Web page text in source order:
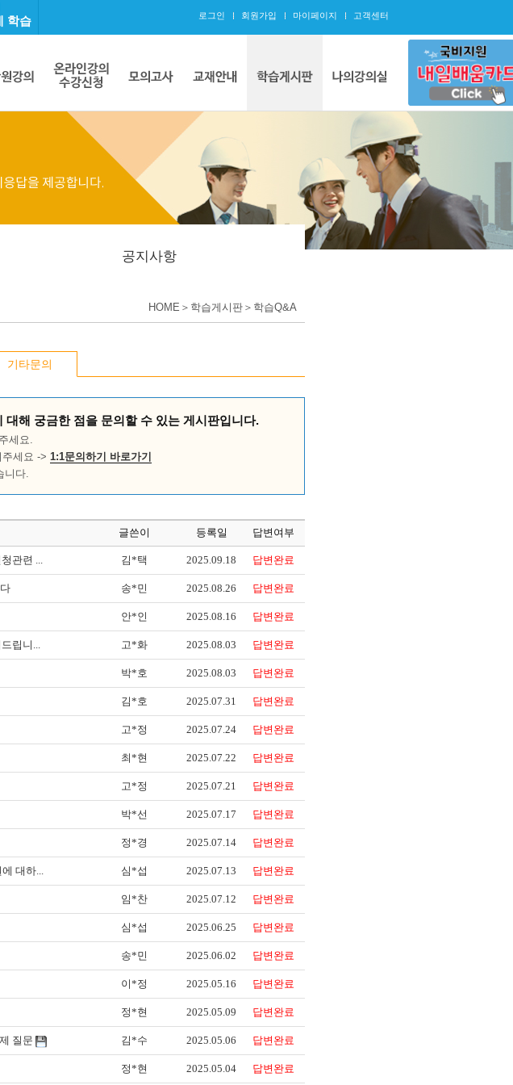
학습
로그인 회원가입 마이페이지 고객센터
공지사항
HOME＞학습게시판＞학습Q&A
기타문의
해 궁금한 점을 문의할 수 있는 게시판입니다.
세요.
세요 -> 1:1문의하기 바로가기
니다.
글쓴이 등록일 답변여부
관련 ... 김*택 2025.09.18 답변완료
송*민 2025.08.26 답변완료
안*인 2025.08.16 답변완료
립니... 고*화 2025.08.03 답변완료
박*호 2025.08.03 답변완료
김*호 2025.07.31 답변완료
고*정 2025.07.24 답변완료
최*현 2025.07.22 답변완료
고*정 2025.07.21 답변완료
박*선 2025.07.17 답변완료
정*경 2025.07.14 답변완료
대하... 심*섭 2025.07.13 답변완료
임*찬 2025.07.12 답변완료
심*섭 2025.06.25 답변완료
송*민 2025.06.02 답변완료
이*정 2025.05.16 답변완료
정*현 2025.05.09 답변완료
질문 김*수 2025.05.06 답변완료
정*현 2025.05.04 답변완료